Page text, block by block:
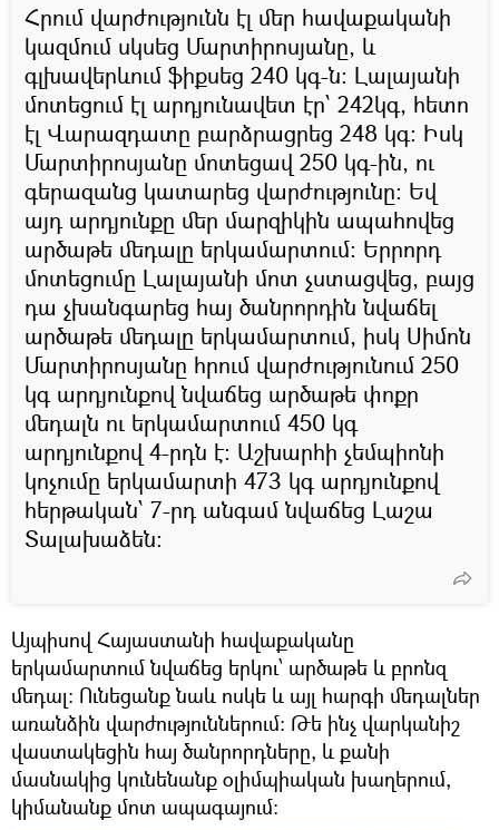
Հրում վարժությունն էլ մեր հավաքականի
կազմում սկսեց Մարտիրոսյանը, և
գլխավերևում ֆիքսեց 240 կգ-ն։ Լալայանի
մոտեցում էլ արդյունավետ էր՝ 242կգ, հետո
էլ Վարազդատը բարձրացրեց 248 կգ։ Իսկ
Մարտիրոսյանը մոտեցավ 250 կգ-ին, ու
գերազանց կատարեց վարժությունը։ Եվ
այդ արդյունքը մեր մարզիկին ապահովեց
արծաթե մեդալը երկամարտում։ Երրորդ
մոտեցումը Լալայանի մոտ չստացվեց, բայց
դա չխանգարեց հայ ծանրորդին նվաճել
արծաթե մեդալը երկամարտում, իսկ Սիմոն
Մարտիրոսյանը հրում վարժությունում 250
կգ արդյունքով նվաճեց արծաթե փոքր
մեդալն ու երկամարտում 450 կգ
արդյունքով 4-րդն է։ Աշխարհի չեմպիոնի
կոչումը երկամարտի 473 կգ արդյունքով
հերթական՝ 7-րդ անգամ նվաճեց Լաշա
Տալախաձեն։
Այպիսով Հայաստանի հավաքականը
երկամարտում նվաճեց երկու՝ արծաթե և բրոնզ
մեդալ։ Ունեցանք նաև ոսկե և այլ հարգի մեդալներ
առանձին վարժություններում։ Թե ինչ վարկանիշ
վաստակեցին հայ ծանրորդները, և քանի
մասնակից կունենանք օլիմպիական խաղերում,
կիմանանք մոտ ապագայում։